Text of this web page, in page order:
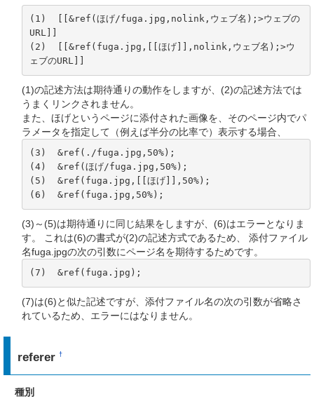
(1)  [[&ref(ほげ/fuga.jpg,nolink,ウェブ名);>ウェブの
URL]]
(2)  [[&ref(fuga.jpg,[[ほげ]],nolink,ウェブ名);>ウ
ェブのURL]]
(1)の記述方法は期待通りの動作をしますが、(2)の記述方法では
うまくリンクされません。
また、ほげというページに添付された画像を、そのページ内でパ
ラメータを指定して（例えば半分の比率で）表示する場合、
(3)  &ref(./fuga.jpg,50%);
(4)  &ref(ほげ/fuga.jpg,50%);
(5)  &ref(fuga.jpg,[[ほげ]],50%);
(6)  &ref(fuga.jpg,50%);
(3)～(5)は期待通りに同じ結果をしますが、(6)はエラーとなりま
す。 これは(6)の書式が(2)の記述方式であるため、 添付ファイル
名fuga.jpgの次の引数にページ名を期待するためです。
(7)  &ref(fuga.jpg);
(7)は(6)と似た記述ですが、添付ファイル名の次の引数が省略さ
れているため、エラーにはなりません。
referer†
種別